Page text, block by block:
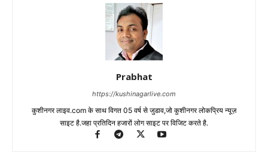
Prabhat
https://kushinagarlive.com
कुशीनगर लाइव.com के साथ विगत 05 वर्ष से जुडाव,जो कुशीनगर लोकप्रिय न्यूज़
साइट है.जहा प्रतिदिन हजारों लोग साइट पर विजिट करते है.